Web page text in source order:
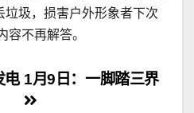
圾，损害户外形象者下次
容不再解答。
1月9日：一脚踏三界
电